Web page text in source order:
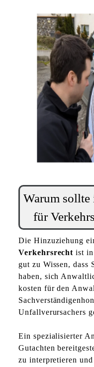
Warum sollte
für
Die Hinzuziehung
Verkehrsrecht ist
gut zu Wissen, dass
haben, sich
kosten für den
Unfallverursachers
Ein spezialisierter
Gutachten
zu interpretieren